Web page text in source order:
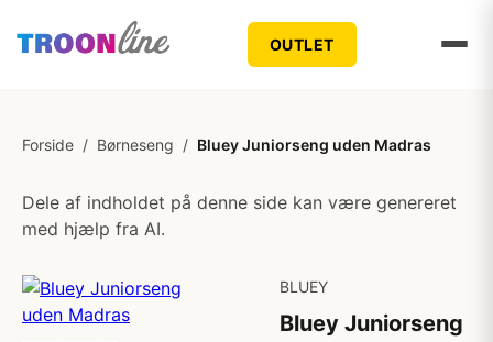
OUTLET
Forside / Børneseng / Bluey Juniorseng uden Madras
Dele af indholdet på denne side kan være genereret
med hjælp fra AI.
BLUEY
Bluey Juniorseng